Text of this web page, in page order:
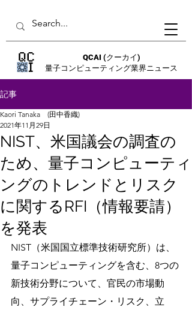
QCAI (クーカイ)
量子コンピューティング業界ニュース
記事
NIST、米国議会の調査の
ため、量子コンピューティ
ングのトレンドとリスク
に関するRFI（情報要請）
を発表
Kaori Tanaka (田中香織)
2021年11月29日
NIST（米国国立標準技術研究所）は、
量子コンピューティングを含む、8つの
新技術分野について、官民の市場動
向、サプライチェーン・リスク、立